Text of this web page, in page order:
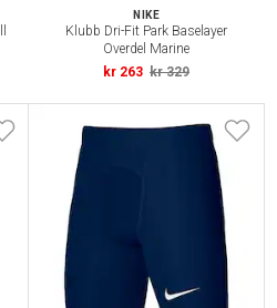
NIKE
Klubb Dri-Fit Park Baselayer
Overdel Marine
kr 263 kr 329